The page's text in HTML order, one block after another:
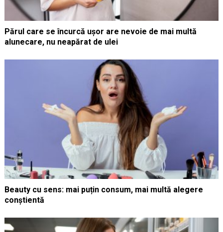
Părul care se încurcă ușor are nevoie de mai multă
alunecare, nu neapărat de ulei
Beauty cu sens: mai puțin consum, mai multă alegere
conștientă